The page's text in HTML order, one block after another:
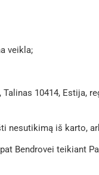
veikla;
10414, Estija,
nesutikimą iš karto,
Bendrovei teikiant